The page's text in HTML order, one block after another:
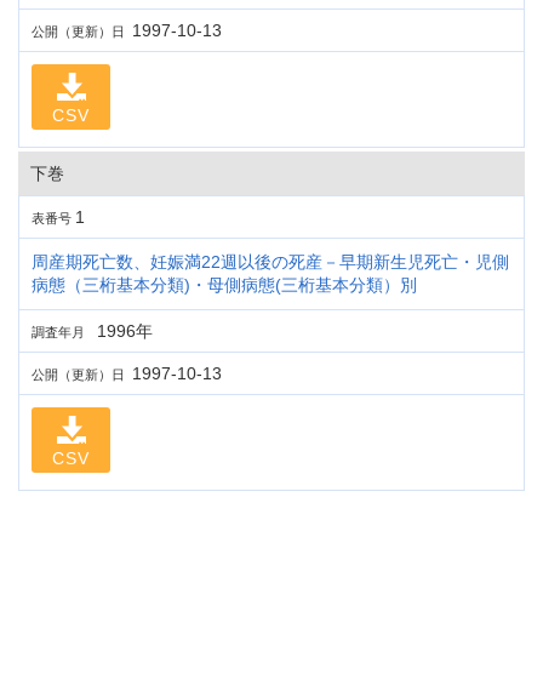
公開（更新）日 1997-10-13
CSV
下巻
表番号 1
周産期死亡数、妊娠満22週以後の死産－早期新生児死亡・児側
病態（三桁基本分類)・母側病態(三桁基本分類）別
調査年月 1996年
公開（更新）日 1997-10-13
CSV